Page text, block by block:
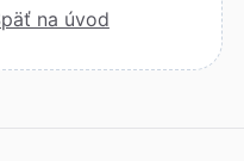
na úvod